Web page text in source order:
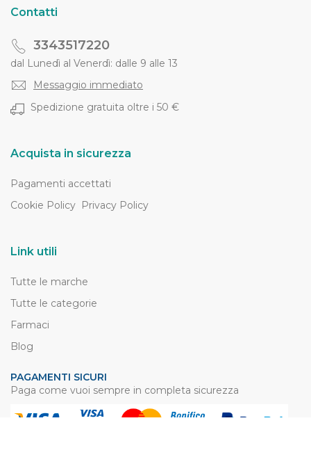
Contatti
3343517220
dal Lunedì al Venerdì: dalle 9 alle 13
Messaggio immediato
Spedizione gratuita oltre i 50 €
Acquista in sicurezza
Pagamenti accettati
Cookie Policy Privacy Policy
Link utili
Tutte le marche
Tutte le categorie
Farmaci
Blog
PAGAMENTI SICURI
Paga come vuoi sempre in completa sicurezza